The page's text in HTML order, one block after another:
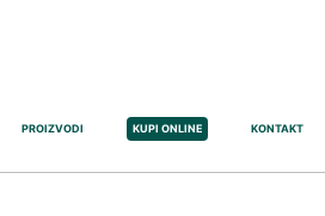
PROIZVODI KUPI ONLINE KONTAKT